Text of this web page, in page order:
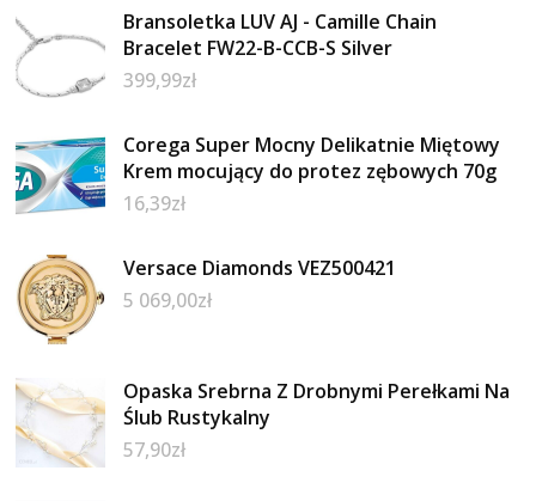
Bransoletka LUV AJ - Camille Chain
Bracelet FW22-B-CCB-S Silver
399,99zł
Corega Super Mocny Delikatnie Miętowy
Krem mocujący do protez zębowych 70g
16,39zł
Versace Diamonds VEZ500421
5 069,00zł
Opaska Srebrna Z Drobnymi Perełkami Na
Ślub Rustykalny
57,90zł